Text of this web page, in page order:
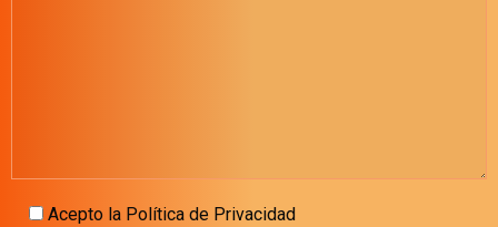
Acepto la Política de Privacidad